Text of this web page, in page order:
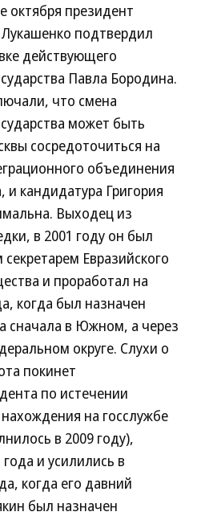
октября президент
подтвердил
действующего
Павла Бородина.
что смена
может быть
сосредоточиться на
объединения
кандидатура Григория
Выходец из
в 2001 году он был
Евразийского
и проработал на
когда был назначен
сначала в Южном, а через
округе. Слухи о
покинет
по истечении
на госслужбе
в 2009 году),
и усилились в
когда его давний
был назначен